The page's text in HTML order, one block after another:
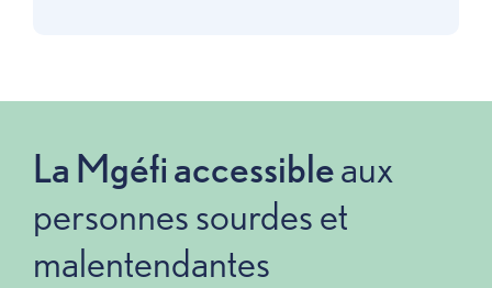
La Mgéfi accessibleaux
personnes sourdes et
malentendantes